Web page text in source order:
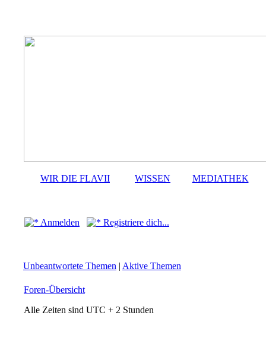
WIR DIE FLAVII WISSEN MEDIATHEK
Anmelden Registriere dich...
Unbeantwortete Themen | Aktive Themen
Foren-Übersicht
Alle Zeiten sind UTC + 2 Stunden